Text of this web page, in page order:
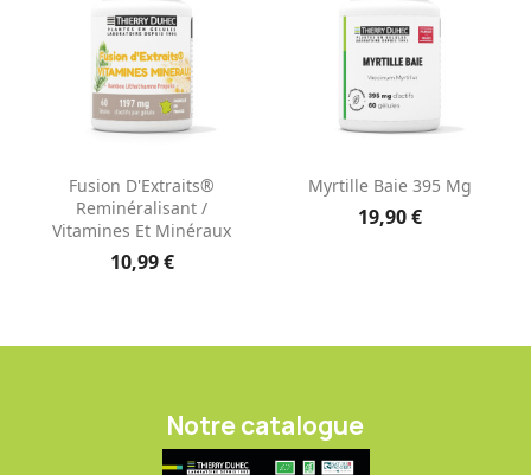
Fusion D'Extraits®
Reminéralisant /
Vitamines Et Minéraux
10,99 €
Myrtille Baie 395 Mg
19,90 €
Notre catalogue